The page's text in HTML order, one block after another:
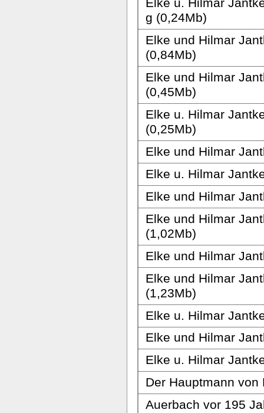
Elke u. Hilmar
g (0,24Mb)
Elke und Hilmar
(0,84Mb)
Elke und Hilmar
(0,45Mb)
Elke u. Hilmar
(0,25Mb)
Elke und Hilmar
Elke u. Hilmar
Elke und Hilmar
Elke und Hilmar
(1,02Mb)
Elke und Hilmar
Elke und Hilmar
(1,23Mb)
Elke u. Hilmar
Elke und Hilmar
Elke u. Hilmar
Der Hauptmann
Auerbach vor 195